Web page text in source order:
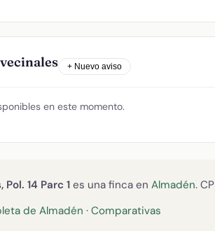
+ Nuevo aviso
en este momento.
14 Parc 1 es una finca en Almadén. CP
de Almadén · Comparativas